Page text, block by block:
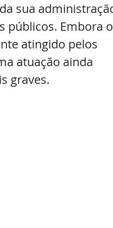
sua
públicos. Embora o
atingido pelos
atuação ainda
graves.